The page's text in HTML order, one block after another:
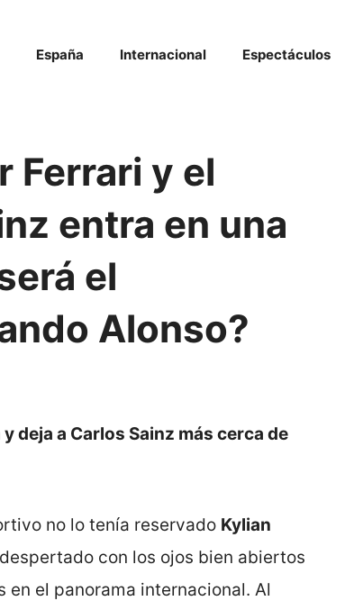
España Internacional Espectáculos
Ferrari y el
entra en una
el
Alonso?
deja a Carlos Sainz más cerca de
no lo tenía reservado Kylian
con los ojos bien abiertos
en el panorama internacional. Al